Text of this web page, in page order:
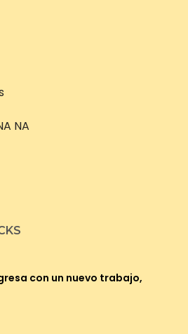
NA
con un nuevo trabajo,